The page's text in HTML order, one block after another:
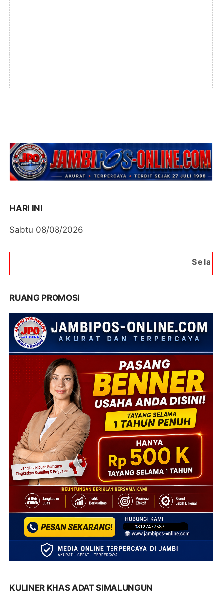
HARI INI
Sabtu 08/08/2026
Selamat Datang di
RUANG PROMOSI
KULINER KHAS ADAT SIMALUNGUN